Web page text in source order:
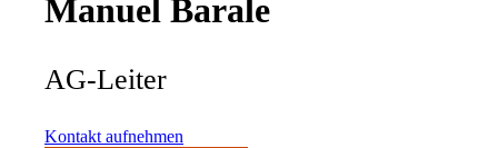
Manuel Barale
AG-Leiter
Kontakt aufnehmen